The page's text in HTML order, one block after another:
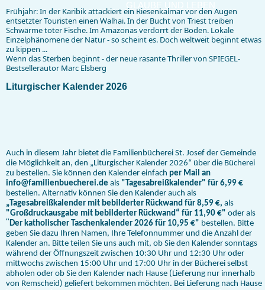
Frühjahr: In der Karibik attackiert ein Riesenkalmar vor den Augen
entsetzter Touristen einen Walhai. In der Bucht von Triest treiben
Schwärme toter Fische. Im Amazonas verdorrt der Boden. Lokale
Einzelphänomene der Natur - so scheint es. Doch weltweit beginnt etwas
zu kippen ...
Wenn das Sterben beginnt - der neue rasante Thriller von SPIEGEL-
Bestsellerautor Marc Elsberg
Liturgischer Kalender 2026
Auch in diesem Jahr bietet die Familienbücherei St. Josef der Gemeinde
die Möglichkeit an, den „Liturgischer Kalender 2026“ über die Bücherei
zu bestellen. Sie können den Kalender einfach per Mail an
info@familienbuecherei.de als "Tagesabreißkalender" für 6,99 €
bestellen. Alternativ können Sie den Kalender auch als
„Tagesabreißkalender mit bebilderter Rückwand für 8,59 €, als
"Großdruckausgabe mit bebilderter Rückwand“ für 11,90 €" oder als
"Der katholischer Taschenkalender 2026 für 10,95 €" bestellen. Bitte
geben Sie dazu Ihren Namen, Ihre Telefonnummer und die Anzahl der
Kalender an. Bitte teilen Sie uns auch mit, ob Sie den Kalender sonntags
während der Öffnungszeit zwischen 10:30 Uhr und 12:30 Uhr oder
mittwochs zwischen 15:00 Uhr und 17:00 Uhr in der Bücherei selbst
abholen oder ob Sie den Kalender nach Hause (Lieferung nur innerhalb
von Remscheid) geliefert bekommen möchten. Bei Lieferung nach Hause